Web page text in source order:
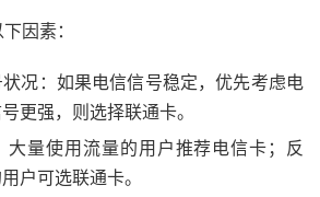
因素：
况：如果电信信号稳定，优先考虑电
更强，则选择联通卡。
大量使用流量的用户推荐电信卡；反
户可选联通卡。